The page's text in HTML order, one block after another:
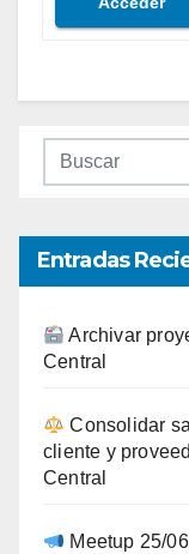
Entradas
Archivar
Central
Consolidar
cliente y
Central
Meetup 25/